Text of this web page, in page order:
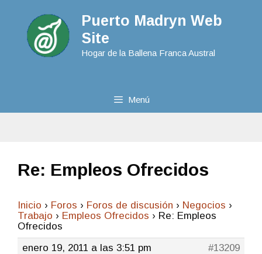
Puerto Madryn Web
Site
Hogar de la Ballena Franca Austral
Menú
Re: Empleos Ofrecidos
Inicio › Foros › Foros de discusión › Negocios ›
Trabajo › Empleos Ofrecidos › Re: Empleos
Ofrecidos
enero 19, 2011 a las 3:51 pm
#13209